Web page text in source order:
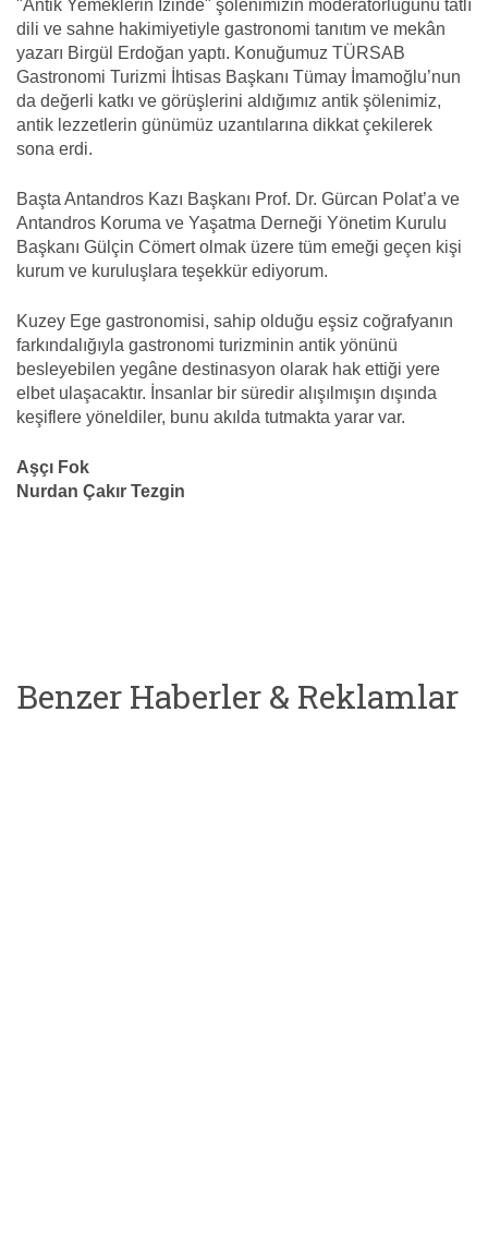
"Antik Yemeklerin İzinde" şölenimizin moderatörlüğünü tatlı
dili ve sahne hakimiyetiyle gastronomi tanıtım ve mekân
yazarı Birgül Erdoğan yaptı. Konuğumuz TÜRSAB
Gastronomi Turizmi İhtisas Başkanı Tümay İmamoğlu’nun
da değerli katkı ve görüşlerini aldığımız antik şölenimiz,
antik lezzetlerin günümüz uzantılarına dikkat çekilerek
sona erdi.
Başta Antandros Kazı Başkanı Prof. Dr. Gürcan Polat’a ve
Antandros Koruma ve Yaşatma Derneği Yönetim Kurulu
Başkanı Gülçin Cömert olmak üzere tüm emeği geçen kişi
kurum ve kuruluşlara teşekkür ediyorum.
Kuzey Ege gastronomisi, sahip olduğu eşsiz coğrafyanın
farkındalığıyla gastronomi turizminin antik yönünü
besleyebilen yegâne destinasyon olarak hak ettiği yere
elbet ulaşacaktır. İnsanlar bir süredir alışılmışın dışında
keşiflere yöneldiler, bunu akılda tutmakta yarar var.
Aşçı Fok
Nurdan Çakır Tezgin
Benzer Haberler & Reklamlar